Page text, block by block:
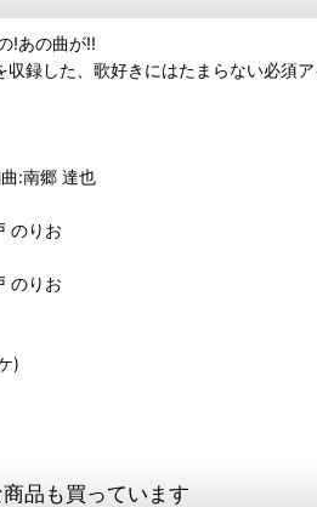
!あの曲が!!
録した、歌好きにはたまらない必須
:南郷 達也
のりお
のりお
)
品も買っています